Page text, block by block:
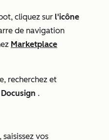
cliquez sur l'icône
de navigation
Marketplace
recherchez et
Docusign .
vos